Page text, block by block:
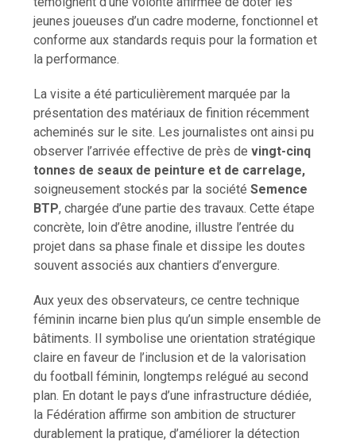
jeunes joueuses d’un cadre moderne, fonctionnel et
conforme aux standards requis pour la formation et
la performance.
La visite a été particulièrement marquée par la
présentation des matériaux de finition récemment
acheminés sur le site. Les journalistes ont ainsi pu
observer l’arrivée effective de près devingt-cinq
tonnes de seaux de peinture et de carrelage,
soigneusement stockés par la sociétéSemence
BTP, chargée d’une partie des travaux. Cette étape
concrète, loin d’être anodine, illustre l’entrée du
projet dans sa phase finale et dissipe les doutes
souvent associés aux chantiers d’envergure.
Aux yeux des observateurs, ce centre technique
féminin incarne bien plus qu’un simple ensemble de
bâtiments. Il symbolise une orientation stratégique
claire en faveur de l’inclusion et de la valorisation
du football féminin, longtemps relégué au second
plan. En dotant le pays d’une infrastructure dédiée,
la Fédération affirme son ambition de structurer
durablement la pratique, d’améliorer la détection